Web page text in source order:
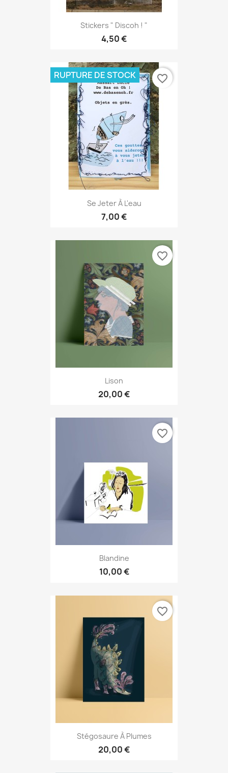
Stickers " Discoh ! "
4,50 €
Se Jeter À L'eau
7,00 €
RUPTURE DE STOCK favorite_border
Lison
20,00 €
favorite_border
Blandine
10,00 €
favorite_border
Stégosaure À Plumes
20,00 €
favorite_border